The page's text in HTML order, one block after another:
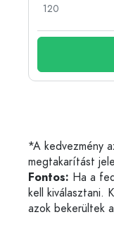
120
*A kedvezmény
megtakarítást
Fontos: Ha a
kell kiválasztani.
azok bekerültek